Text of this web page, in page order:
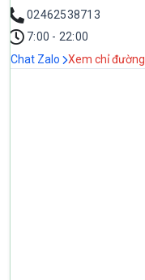
02462538713
7:00 - 22:00
Chat Zalo
Xem chỉ đường